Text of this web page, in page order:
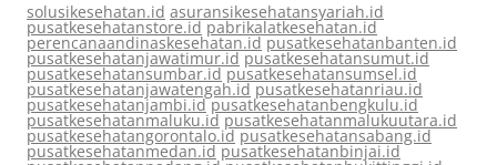
solusikesehatan.id asuransikesehatansyariah.id
pusatkesehatanstore.id pabrikalatkesehatan.id
perencanaandinaskesehatan.id pusatkesehatanbanten.id
pusatkesehatanjawatimur.id pusatkesehatansumut.id
pusatkesehatansumbar.id pusatkesehatansumsel.id
pusatkesehatanjawatengah.id pusatkesehatanriau.id
pusatkesehatanjambi.id pusatkesehatanbengkulu.id
pusatkesehatanmaluku.id pusatkesehatanmalukuutara.id
pusatkesehatangorontalo.id pusatkesehatansabang.id
pusatkesehatanmedan.id pusatkesehatanbinjai.id